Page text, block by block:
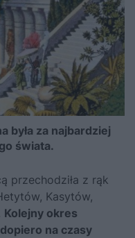
była za najbardziej
świata.
przechodziła z rąk
Kasytów,
Kolejny okres
na czasy